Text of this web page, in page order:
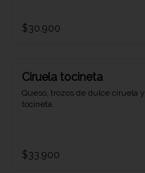
$30.900
Ciruela tocineta
Queso, trozos de dulce ciruela y
tocineta.
$33.900